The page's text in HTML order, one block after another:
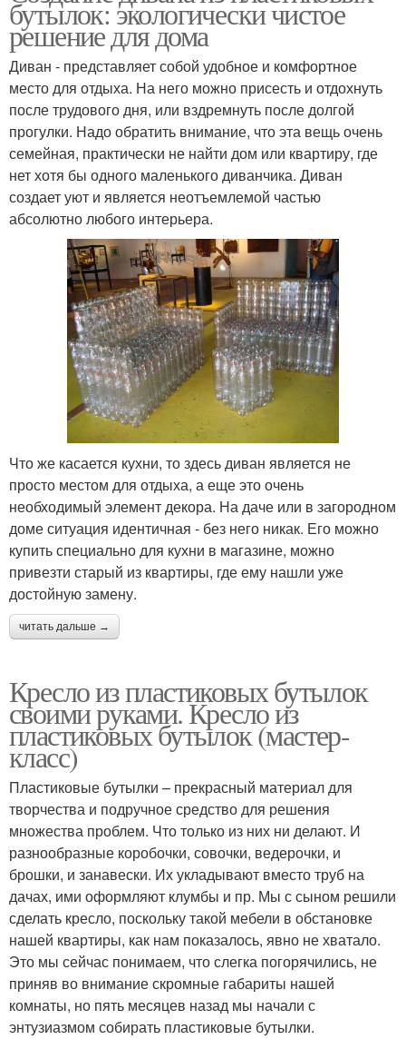
бутылок: экологически чистое
решение для дома
Диван - представляет собой удобное и комфортное
место для отдыха. На него можно присесть и отдохнуть
после трудового дня, или вздремнуть после долгой
прогулки. Надо обратить внимание, что эта вещь очень
семейная, практически не найти дом или квартиру, где
нет хотя бы одного маленького диванчика. Диван
создает уют и является неотъемлемой частью
абсолютно любого интерьера.
Что же касается кухни, то здесь диван является не
просто местом для отдыха, а еще это очень
необходимый элемент декора. На даче или в загородном
доме ситуация идентичная - без него никак. Его можно
купить специально для кухни в магазине, можно
привезти старый из квартиры, где ему нашли уже
достойную замену.
читать дальше →
Кресло из пластиковых бутылок
своими руками. Кресло из
пластиковых бутылок (мастер-
класс)
Пластиковые бутылки – прекрасный материал для
творчества и подручное средство для решения
множества проблем. Что только из них ни делают. И
разнообразные коробочки, совочки, ведерочки, и
брошки, и занавески. Их укладывают вместо труб на
дачах, ими оформляют клумбы и пр. Мы с сыном решили
сделать кресло, поскольку такой мебели в обстановке
нашей квартиры, как нам показалось, явно не хватало.
Это мы сейчас понимаем, что слегка погорячились, не
приняв во внимание скромные габариты нашей
комнаты, но пять месяцев назад мы начали с
энтузиазмом собирать пластиковые бутылки.